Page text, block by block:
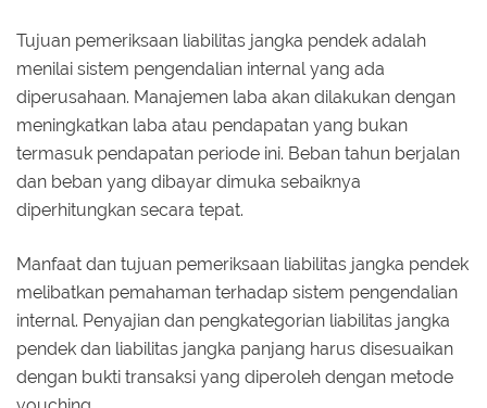
Tujuan pemeriksaan liabilitas jangka pendek adalah
menilai sistem pengendalian internal yang ada
diperusahaan. Manajemen laba akan dilakukan dengan
meningkatkan laba atau pendapatan yang bukan
termasuk pendapatan periode ini. Beban tahun berjalan
dan beban yang dibayar dimuka sebaiknya
diperhitungkan secara tepat.
Manfaat dan tujuan pemeriksaan liabilitas jangka pendek
melibatkan pemahaman terhadap sistem pengendalian
internal. Penyajian dan pengkategorian liabilitas jangka
pendek dan liabilitas jangka panjang harus disesuaikan
dengan bukti transaksi yang diperoleh dengan metode